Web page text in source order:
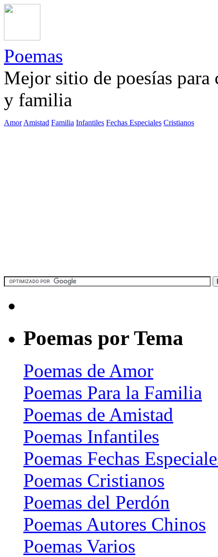
Poemas
Mejor sitio de poesías
y familia
Amor Amistad Familia Infantiles Fechas Especiales Cristianos
Poemas por Tema
Poemas de Amor
Poemas Para la Familia
Poemas de Amistad
Poemas Infantiles
Poemas Fechas
Poemas Cristianos
Poemas del Perdón
Poemas Autores Chinos
Poemas Varios